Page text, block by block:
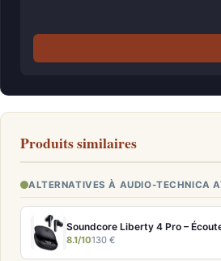
Produits similaires
ALTERNATIVES À AUDIO-TECHNICA
Soundcore Liberty 4 Pro –
8.1/10130 €